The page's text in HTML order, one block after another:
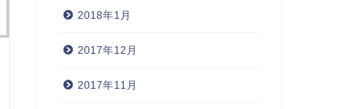
成田空港満喫！？
2018年1月
2017年12月
2017年11月